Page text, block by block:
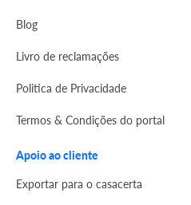
Blog
Livro de reclamações
Politica de Privacidade
Termos & Condições do portal
Apoio ao cliente
Exportar para o casacerta